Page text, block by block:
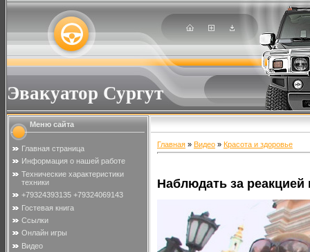
Эвакуатор Сургут
Меню сайта
Главная страница
Информация о нашей работе
Технические характеристики
техники
+79324393135 +79324069143
Гостевая книга
Ссылки
Онлайн игры
Видео
Главная » Видео » Красота и здоровье
Наблюдать за реакцией